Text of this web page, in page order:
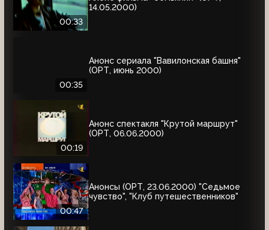
00:33
14.05.2000)
00:35
Анонс сериала "Вавилонская башня"
(ОРТ, июнь 2000)
00:19
Анонс спектакля "Крутой маршрут"
(ОРТ, 06.06.2000)
00:47
Анонсы (ОРТ, 23.06.2000) "Седьмое
чувство", "Клуб путешественников"